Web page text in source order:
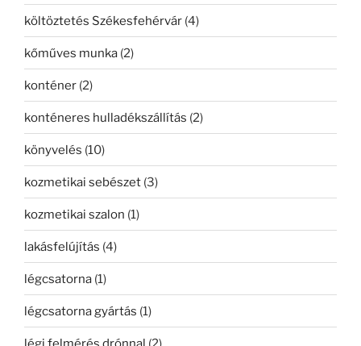
költöztetés Székesfehérvár (4)
kőműves munka (2)
konténer (2)
konténeres hulladékszállítás (2)
könyvelés (10)
kozmetikai sebészet (3)
kozmetikai szalon (1)
lakásfelújítás (4)
légcsatorna (1)
légcsatorna gyártás (1)